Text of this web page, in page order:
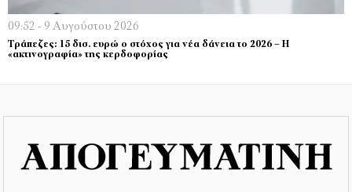
09:52 - 9 Αυγούστου 2026
Τράπεζες: 15 δισ. ευρώ ο στόχος για νέα δάνεια το 2026 – Η
«ακτινογραφία» της κερδοφορίας